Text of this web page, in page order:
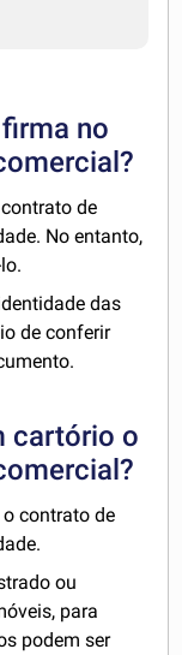
no
de
No entanto,
das
de conferir
cartório o
contrato de
ou
para
podem ser